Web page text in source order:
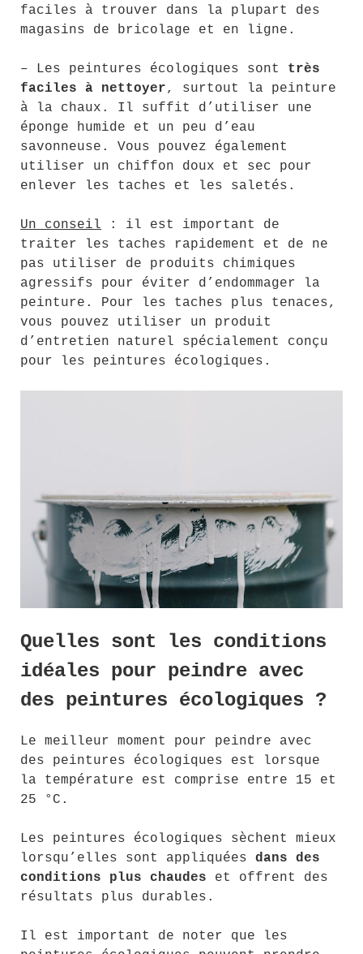
faciles à trouver dans la plupart des
magasins de bricolage et en ligne.
– Les peintures écologiques sont très
faciles à nettoyer, surtout la peinture
à la chaux. Il suffit d’utiliser une
éponge humide et un peu d’eau
savonneuse. Vous pouvez également
utiliser un chiffon doux et sec pour
enlever les taches et les saletés.
Un conseil : il est important de
traiter les taches rapidement et de ne
pas utiliser de produits chimiques
agressifs pour éviter d’endommager la
peinture. Pour les taches plus tenaces,
vous pouvez utiliser un produit
d’entretien naturel spécialement conçu
pour les peintures écologiques.
Quelles sont les conditions
idéales pour peindre avec
des peintures écologiques ?
Le meilleur moment pour peindre avec
des peintures écologiques est lorsque
la température est comprise entre 15 et
25 °C.
Les peintures écologiques sèchent mieux
lorsqu’elles sont appliquées dans des
conditions plus chaudes et offrent des
résultats plus durables.
Il est important de noter que les